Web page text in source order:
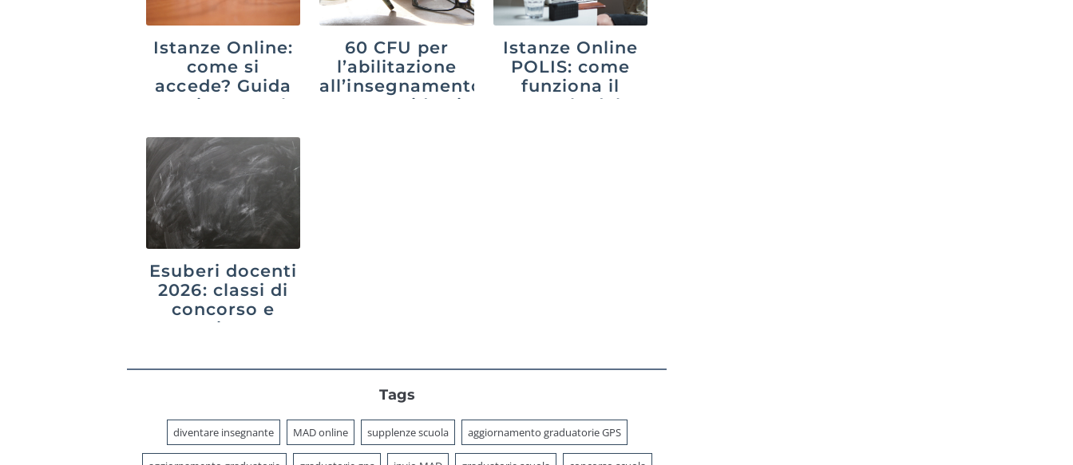
Istanze Online:
come si
accede? Guida
aggiornata al
60 CFU per
l’abilitazione
all’insegnamento
2026: guida ai
Istanze Online
POLIS: come
funziona il
portale del
Esuberi docenti
2026: classi di
concorso e
province a
Tags
diventare insegnante MAD online supplenze scuola aggiornamento graduatorie GPS